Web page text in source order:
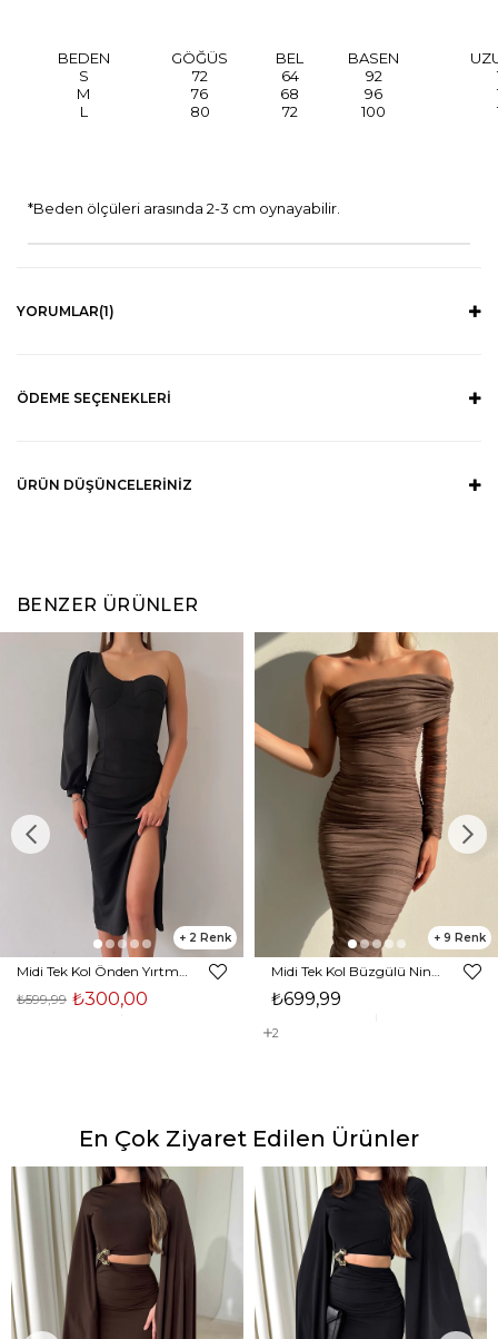
BEDEN GÖĞÜS BEL BASEN
S
72 64 92
M
76 68 96
L
80 72 100
*Beden ölçüleri arasında 2-3 cm oynayabilir.
YORUMLAR(1)
ÖDEME SEÇENEKLERI
ÜRÜN DÜŞÜNCELERINIZ
BENZER ÜRÜNLER
2
₺300,00
₺599,99
9
₺699,99
2
En Çok Ziyaret Edilen Ürünler